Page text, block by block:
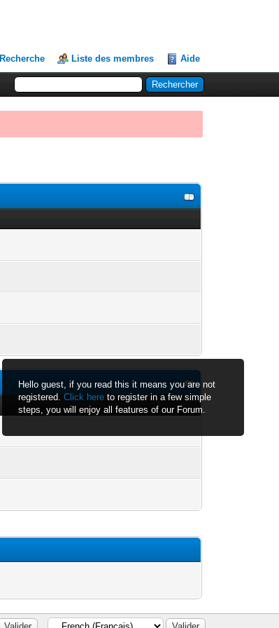
Hello guest, if you read this it means you are not
registered. Click here to register in a few simple
steps, you will enjoy all features of our Forum.
Recherche Liste des membres Aide